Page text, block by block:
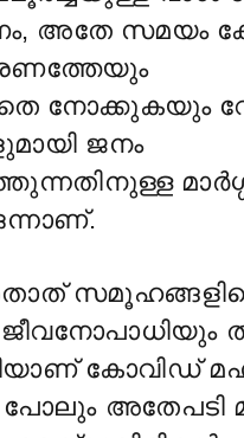
അതേ സമയം
നോക്കുകയും
ജനം
കോവിഡ്
അതേപടി